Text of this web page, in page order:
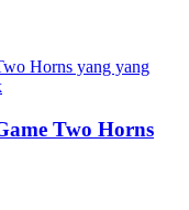
Two Horns